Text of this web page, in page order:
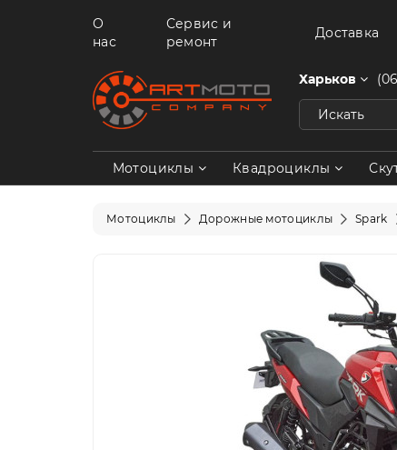
О
нас
Сервис и
ремонт
Доставка
Харьков
Мотоциклы Квадроциклы
Мотоциклы Дорожные мотоциклы Spark